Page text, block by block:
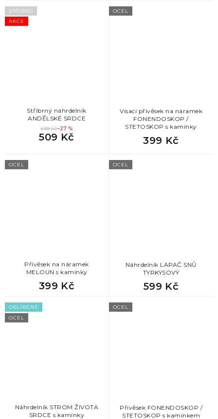
AKCE
STŘÍBRO
Stříbrný náhrdelník
ANDĚLSKÉ SRDCE
699 Kč–27 %
509 Kč
OCEL
Visací přívěsek na náramek
FONENDOSKOP /
STETOSKOP s kamínky
399 Kč
OCEL
Přívěsek na náramek
MELOUN s kamínky
399 Kč
OCEL
Náhrdelník LAPAČ SNŮ
TYRKYSOVÝ
599 Kč
OBLÍBENÉ
OCEL
Náhrdelník STROM ŽIVOTA
SRDCE s kamínky
OCEL
Přívěsek FONENDOSKOP /
STETOSKOP s kamínkem